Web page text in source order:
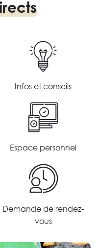
Infos et conseils
Espace personnel
Demande de rendez-
vous